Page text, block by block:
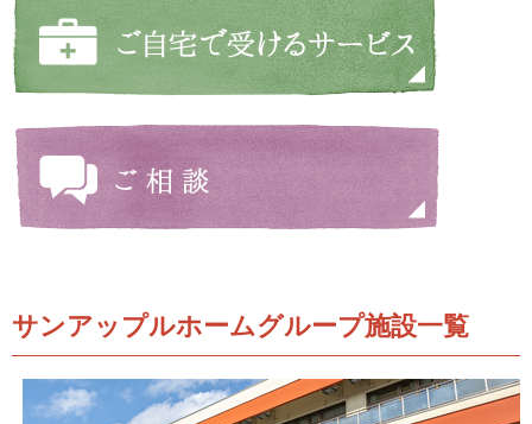
サンアップルホームグループ施設一覧